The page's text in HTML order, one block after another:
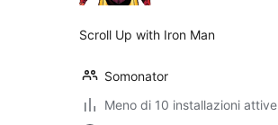
Scroll Up with Iron Man
Somonator
Meno di 10 installazioni attive